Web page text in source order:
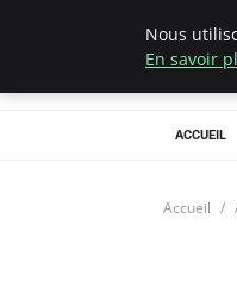
ACCUEIL
Accueil
Nous
En savoir